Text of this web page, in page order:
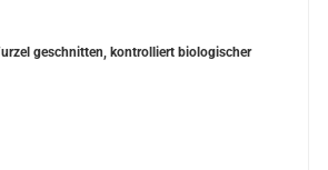
geschnitten, kontrolliert biologischer